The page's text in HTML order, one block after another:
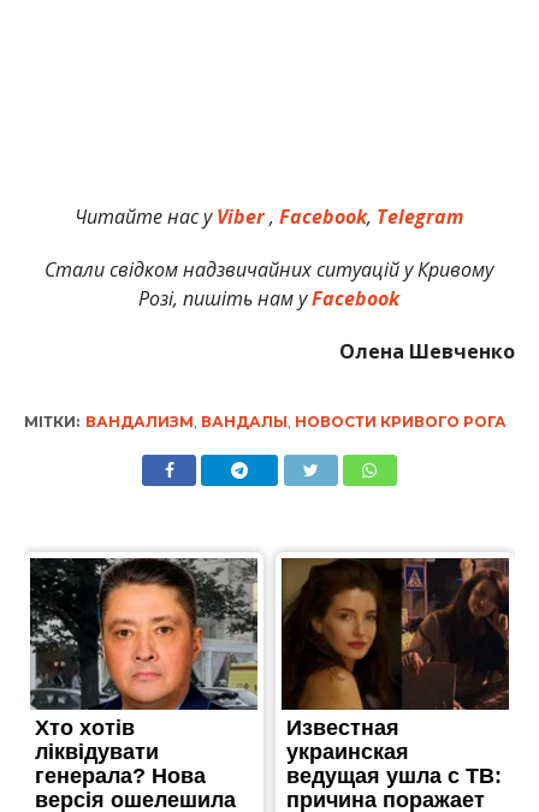
Читайте нас уViber,Facebook, Telegram
Стали свідком надзвичайних ситуацій у Кривому
Розі, пишіть нам уFacebook
Олена Шевченко
МІТКИ: ВАНДАЛИЗМ ВАНДАЛЫ НОВОСТИ КРИВОГО РОГА